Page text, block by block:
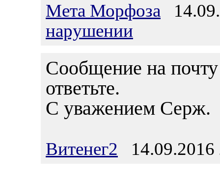
Мета Морфоза
нарушении
Сообщение на
ответьте.
С уважением Серж.
Витенег2 14.09.2016